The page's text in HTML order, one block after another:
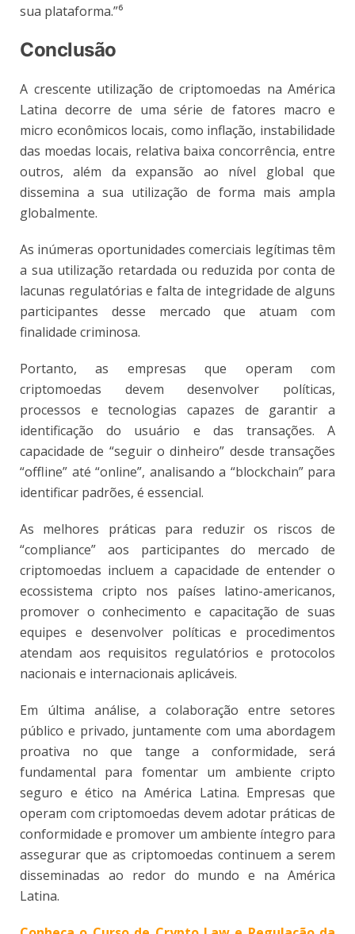
sua plataforma.”⁶
Conclusão
A crescente utilização de criptomoedas na América
Latina decorre de uma série de fatores macro e
micro econômicos locais, como inflação, instabilidade
das moedas locais, relativa baixa concorrência, entre
outros, além da expansão ao nível global que
dissemina a sua utilização de forma mais ampla
globalmente.
As inúmeras oportunidades comerciais legítimas têm
a sua utilização retardada ou reduzida por conta de
lacunas regulatórias e falta de integridade de alguns
participantes desse mercado que atuam com
finalidade criminosa.
Portanto, as empresas que operam com
criptomoedas devem desenvolver políticas,
processos e tecnologias capazes de garantir a
identificação do usuário e das transações. A
capacidade de “seguir o dinheiro” desde transações
“offline” até “online”, analisando a “blockchain” para
identificar padrões, é essencial.
As melhores práticas para reduzir os riscos de
“compliance” aos participantes do mercado de
criptomoedas incluem a capacidade de entender o
ecossistema cripto nos países latino-americanos,
promover o conhecimento e capacitação de suas
equipes e desenvolver políticas e procedimentos
atendam aos requisitos regulatórios e protocolos
nacionais e internacionais aplicáveis.
Em última análise, a colaboração entre setores
público e privado, juntamente com uma abordagem
proativa no que tange a conformidade, será
fundamental para fomentar um ambiente cripto
seguro e ético na América Latina. Empresas que
operam com criptomoedas devem adotar práticas de
conformidade e promover um ambiente íntegro para
assegurar que as criptomoedas continuem a serem
disseminadas ao redor do mundo e na América
Latina.